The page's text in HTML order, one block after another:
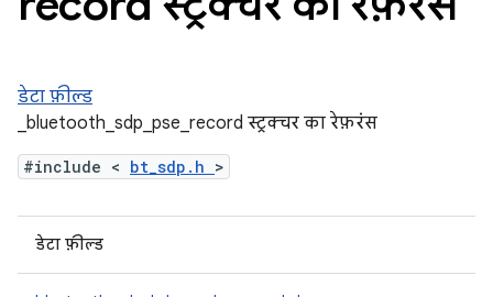
डेटा फ़ील्ड
_bluetooth_sdp_pse_record स्ट्रक्चर का रेफ़रंस
#include < bt_sdp.h >
डेटा फ़ील्ड